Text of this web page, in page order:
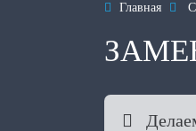
 Главная 
